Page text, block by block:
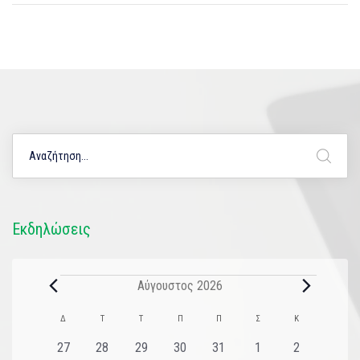
Εκδηλώσεις
Αύγουστος 2026
Ημερολόγιο
του
Δ Τ Τ Π Π Σ Κ
0
27
0
28
0
29
0
30
0
31
01
0
2